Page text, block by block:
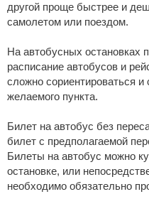
другой проще быстрее и
самолетом или поездом.
На автобусных остановках
расписание автобусов и
сложно сориентироваться
желаемого пункта.
Билет на автобус без
билет с предполагаемой
Билеты на автобус можно
остановке, или
необходимо обязательно